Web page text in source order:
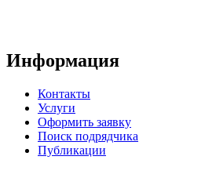
Информация
Контакты
Услуги
Оформить заявку
Поиск подрядчика
Публикации